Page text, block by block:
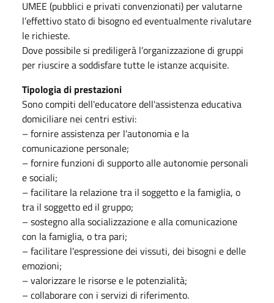
UMEE (pubblici e privati convenzionati) per valutarne
l’effettivo stato di bisogno ed eventualmente rivalutare
le richieste.
Dove possibile si prediligerà l’organizzazione di gruppi
per riuscire a soddisfare tutte le istanze acquisite.
Tipologia di prestazioni
Sono compiti dell'educatore dell'assistenza educativa
domiciliare nei centri estivi:
– fornire assistenza per l'autonomia e la
comunicazione personale;
– fornire funzioni di supporto alle autonomie personali
e sociali;
– facilitare la relazione tra il soggetto e la famiglia, o
tra il soggetto ed il gruppo;
– sostegno alla socializzazione e alla comunicazione
con la famiglia, o tra pari;
– facilitare l'espressione dei vissuti, dei bisogni e delle
emozioni;
– valorizzare le risorse e le potenzialità;
– collaborare con i servizi di riferimento.